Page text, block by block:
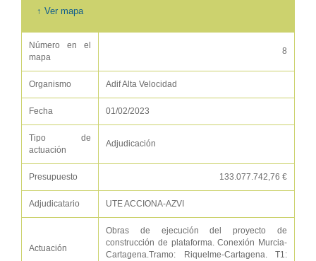
↑ Ver mapa
Número en el
mapa
8
Organismo Adif Alta Velocidad
Fecha 01/02/2023
Tipo de
actuación
Adjudicación
Presupuesto 133.077.742,76 €
Adjudicatario UTE ACCIONA-AZVI
Actuación
Obras de ejecución del proyecto de
construcción de plataforma. Conexión Murcia-
Cartagena.Tramo: Riquelme-Cartagena. T1: